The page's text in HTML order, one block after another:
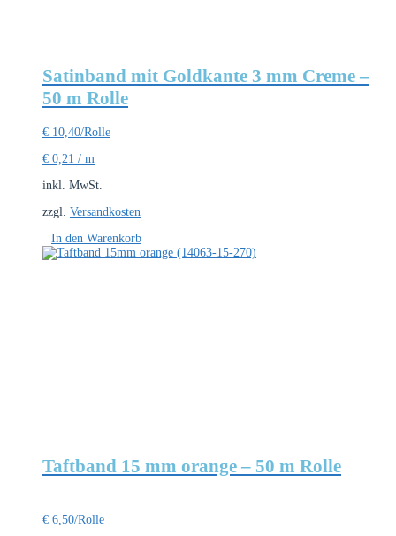
Satinband mit Goldkante 3 mm Creme –
50 m Rolle
€ 10,40/Rolle
€ 0,21 / m
inkl. MwSt.
zzgl. Versandkosten
In den Warenkorb
Taftband 15 mm orange – 50 m Rolle
€ 6,50/Rolle